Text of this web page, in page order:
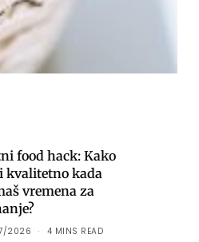
food hack: Kako
kvalitetno kada
vremena za
2026 4 MINS READ